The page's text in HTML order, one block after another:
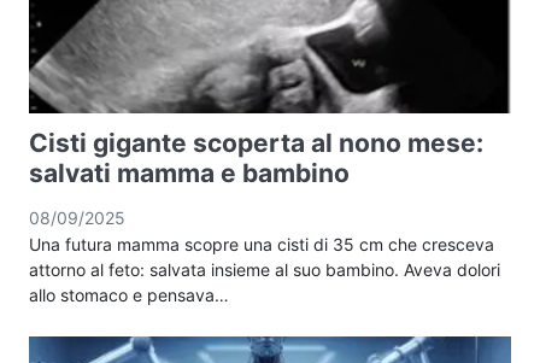
Cisti gigante scoperta al nono mese:
salvati mamma e bambino
08/09/2025
Una futura mamma scopre una cisti di 35 cm che cresceva
attorno al feto: salvata insieme al suo bambino. Aveva dolori
allo stomaco e pensava…